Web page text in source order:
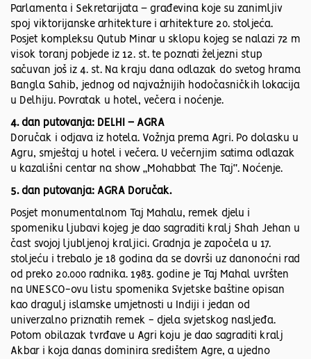
Parlamenta i Sekretarijata – građevina koje su zanimljiv
spoj viktorijanske arhitekture i arhitekture 20. stoljeća.
Posjet kompleksu Qutub Minar u sklopu kojeg se nalazi 72 m
visok toranj pobjede iz 12. st. te poznati željezni stup
sačuvan još iz 4. st. Na kraju dana odlazak do svetog hrama
Bangla Sahib, jednog od najvažnijih hodočasničkih lokacija
u Delhiju. Povratak u hotel, večera i noćenje.
4. dan putovanja: DELHI – AGRA
Doručak i odjava iz hotela. Vožnja prema Agri. Po dolasku u
Agru, smještaj u hotel i večera. U večernjim satima odlazak
u kazališni centar na show „Mohabbat The Taj“. Noćenje.
5. dan putovanja: AGRA Doručak.
Posjet monumentalnom Taj Mahalu, remek djelu i
spomeniku ljubavi kojeg je dao sagraditi kralj Shah Jehan u
čast svojoj ljubljenoj kraljici. Gradnja je započela u 17.
stoljeću i trebalo je 18 godina da se dovrši uz danonoćni rad
od preko 20.000 radnika. 1983. godine je Taj Mahal uvršten
na UNESCO-ovu listu spomenika Svjetske baštine opisan
kao dragulj islamske umjetnosti u Indiji i jedan od
univerzalno priznatih remek - djela svjetskog nasljeđa.
Potom obilazak tvrđave u Agri koju je dao sagraditi kralj
Akbar i koja danas dominira središtem Agre, a ujedno